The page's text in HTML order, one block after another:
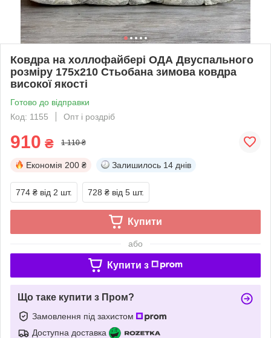
Ковдра на холлофайбері ОДА Двуспального
розміру 175х210 Стьобана зимова ковдра
високої якості
Готово до відправки
Код: 1155
Опт і роздріб
910 ₴ 1 110 ₴
Економія 200 ₴ Залишилось 14 днів
774 ₴ від 2 шт. 728 ₴ від 5 шт.
Купити
або
Купити з
Що таке купити з Пром?
Замовлення під захистом
Доступна доставка